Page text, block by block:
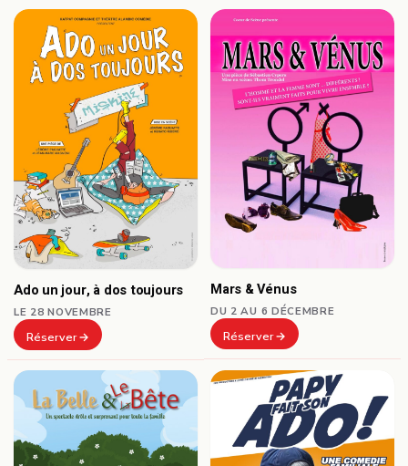
Ado un jour, à dos toujours
LE 28 NOVEMBRE
Réserver
Mars & Vénus
DU 2 AU 6 DÉCEMBRE
Réserver